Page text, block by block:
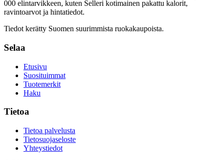
000 elintarvikkeen, kuten Selleri kotimainen pakattu kalorit,
ravintoarvot ja hintatiedot.
Tiedot kerätty Suomen suurimmista ruokakaupoista.
Selaa
Etusivu
Suosituimmat
Tuotemerkit
Haku
Tietoa
Tietoa palvelusta
Tietosuojaseloste
Yhteystiedot